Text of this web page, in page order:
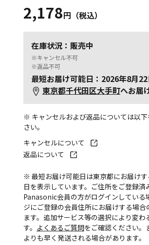
2,178円（税込）
在庫状況：販売中
※キャンセル不可
※返品不可
最短お届け可能日：2026年8月
東京都千代田区大手町へお届
※ キャンセルおよび返品については以
さい。
キャンセルについて
返品について
※ 最短お届け可能日は東京都にお届け
日を表示しています。ご住所をご登録済
Panasonic会員の方がログインしている
ジにご登録の会員住所にお届けする場合
ます。追加サービス等の選択により変わ
す。 よくあるご質問をご確認ください。
よりも早く発送される場合があります。